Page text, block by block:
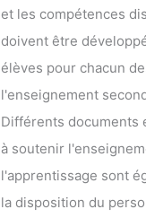
et les compétences
doivent être
élèves pour chacun
l'enseignement
Différents documents
à soutenir
l'apprentissage sont
la disposition du